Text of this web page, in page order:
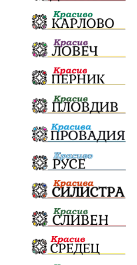
Индустриализация
ТониСтораро
ЯнкаРупкина
СигналиБезОтговор
ТърновскаКонституция